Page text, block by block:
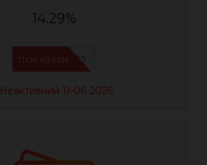
14.29%
LR15
ПОКАЗАТИ
Неактивний 11-06-2026